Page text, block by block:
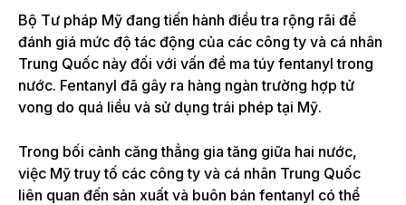
Bộ Tư pháp Mỹ đang tiến hành điều tra rộng rãi để
đánh giá mức độ tác động của các công ty và cá nhân
Trung Quốc này đối với vấn đề ma túy fentanyl trong
nước. Fentanyl đã gây ra hàng ngàn trường hợp tử
vong do quá liều và sử dụng trái phép tại Mỹ.
Trong bối cảnh căng thẳng gia tăng giữa hai nước,
việc Mỹ truy tố các công ty và cá nhân Trung Quốc
liên quan đến sản xuất và buôn bán fentanyl có thể